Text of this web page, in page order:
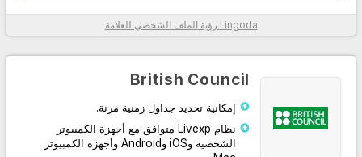
Lingoda رؤية الملف الشخصي للعلامة
British Council
إمكانية تحديد جداول زمنية مرنة.
نظام Livexp متوافق مع أجهزة الكمبيوتر
الشخصية وiOS وAndroid وأجهزة الكمبيوتر